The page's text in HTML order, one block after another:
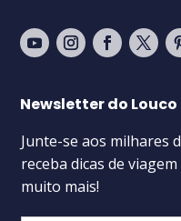
Newsletter do Louco